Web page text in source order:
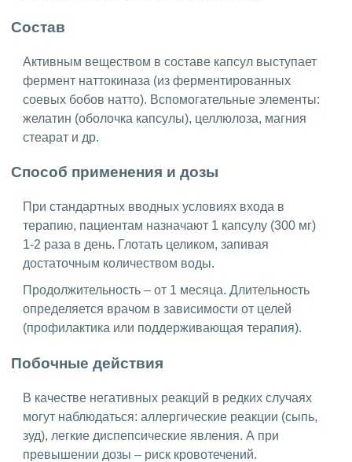
Состав
Активным веществом в составе капсул выступает
фермент наттокиназа (из ферментированных
соевых бобов натто). Вспомогательные элементы:
желатин (оболочка капсулы), целлюлоза, магния
стеарат и др.
Способ применения и дозы
При стандартных вводных условиях входа в
терапию, пациентам назначают 1 капсулу (300 мг)
1-2 раза в день. Глотать целиком, запивая
достаточным количеством воды.
Продолжительность – от 1 месяца. Длительность
определяется врачом в зависимости от целей
(профилактика или поддерживающая терапия).
Побочные действия
В качестве негативных реакций в редких случаях
могут наблюдаться: аллергические реакции (сыпь,
зуд), легкие диспепсические явления. А при
превышении дозы – риск кровотечений.